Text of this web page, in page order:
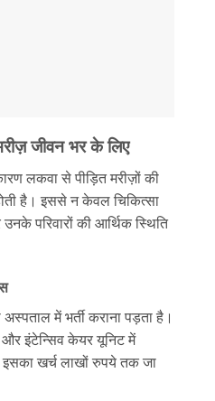
जीवन भर के लिए
लकवा से पीड़ित मरीज़ों की
है। इससे न केवल चिकित्सा
परिवारों की आर्थिक स्थिति
में भर्ती कराना पड़ता है।
इंटेन्सिव केयर यूनिट में
खर्च लाखों रुपये तक जा